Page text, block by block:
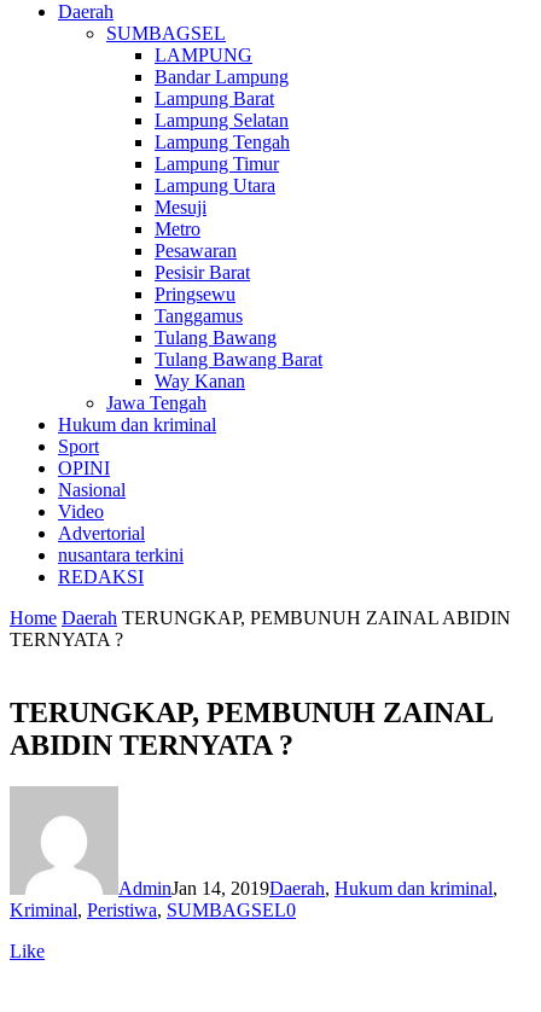
Daerah
SUMBAGSEL
LAMPUNG
Bandar Lampung
Lampung Barat
Lampung Selatan
Lampung Tengah
Lampung Timur
Lampung Utara
Mesuji
Metro
Pesawaran
Pesisir Barat
Pringsewu
Tanggamus
Tulang Bawang
Tulang Bawang Barat
Way Kanan
Jawa Tengah
Hukum dan kriminal
Sport
OPINI
Nasional
Video
Advertorial
nusantara terkini
REDAKSI
Home Daerah TERUNGKAP, PEMBUNUH ZAINAL ABIDIN
TERNYATA ?
TERUNGKAP, PEMBUNUH ZAINAL
ABIDIN TERNYATA ?
AdminJan 14, 2019Daerah, Hukum dan kriminal,
Kriminal, Peristiwa, SUMBAGSEL0
Like